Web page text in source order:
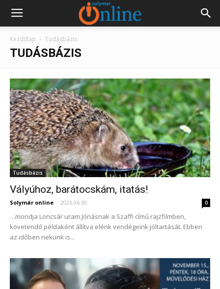
Kezdőlap Tudásbázis
TUDÁSBÁZIS
Tudásbázis
Vályúhoz, barátocskám, itatás!
Solymár online - 2026.06.30. 0
…mondja Loncsár uram Jónásnak a Szaffi című rajzfilmben,
követendő példaként állítva elénk vendégeink jóltartását. Ebben
az időben nekünk is...